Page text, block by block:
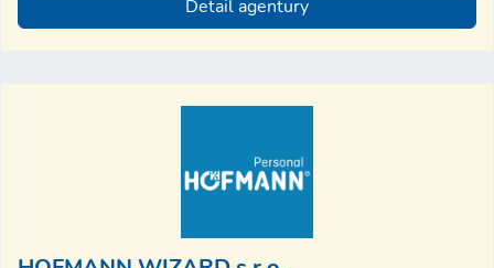
Detail agentury